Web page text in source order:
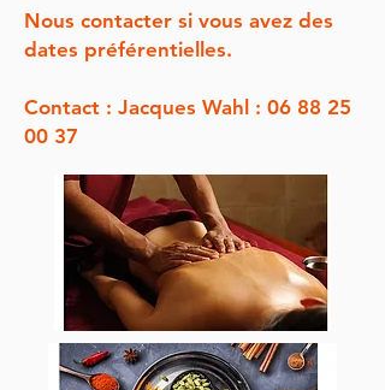
Nous contacter si vous avez des
dates préférentielles.
Contact : Jacques Wahl : 06 88 25
00 37